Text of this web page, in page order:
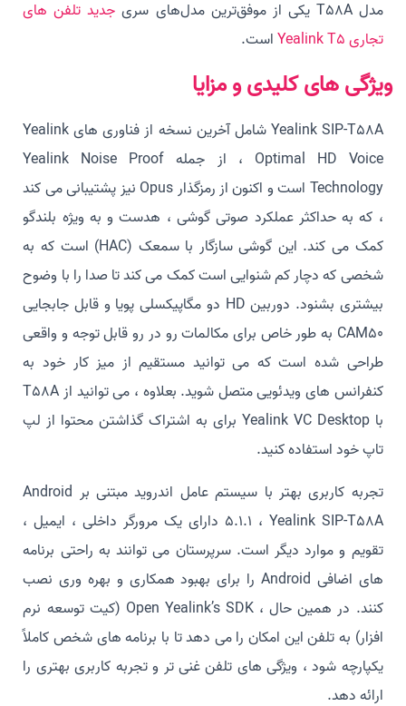
مدل T58A یکی از موفق‌ترین مدل‌های سری
جدید تلفن های
تجاری Yealink T5
است.
ویژگی های کلیدی و مزایا
Yealink SIP-T58A شامل آخرین نسخه از فناوری های Yealink
Optimal HD Voice ، از جمله Yealink Noise Proof
Technology است و اکنون از رمزگذار Opus نیز پشتیبانی می کند
، که به حداکثر عملکرد صوتی گوشی ، هدست و به ویژه بلندگو
کمک می کند. این گوشی سازگار با سمعک (HAC) است که به
شخصی که دچار کم شنوایی است کمک می کند تا صدا را با وضوح
بیشتری بشنود. دوربین HD دو مگاپیکسلی پویا و قابل جابجایی
CAM50 به طور خاص برای مکالمات رو در رو قابل توجه و واقعی
طراحی شده است که می توانید مستقیم از میز کار خود به
کنفرانس های ویدئویی متصل شوید. بعلاوه ، می توانید از T58A
با Yealink VC Desktop برای به اشتراک گذاشتن محتوا از لپ
تاپ خود استفاده کنید.
تجربه کاربری بهتر با سیستم عامل اندروید مبتنی بر Android
5.1.1 ، Yealink SIP-T58A دارای یک مرورگر داخلی ، ایمیل ،
تقویم و موارد دیگر است. سرپرستان می توانند به راحتی برنامه
های اضافی Android را برای بهبود همکاری و بهره وری نصب
کنند. در همین حال ، Open Yealink’s SDK (کیت توسعه نرم
افزار) به تلفن این امکان را می دهد تا با برنامه های شخص کاملاً
یکپارچه شود ، ویژگی های تلفن غنی تر و تجربه کاربری بهتری را
ارائه دهد.